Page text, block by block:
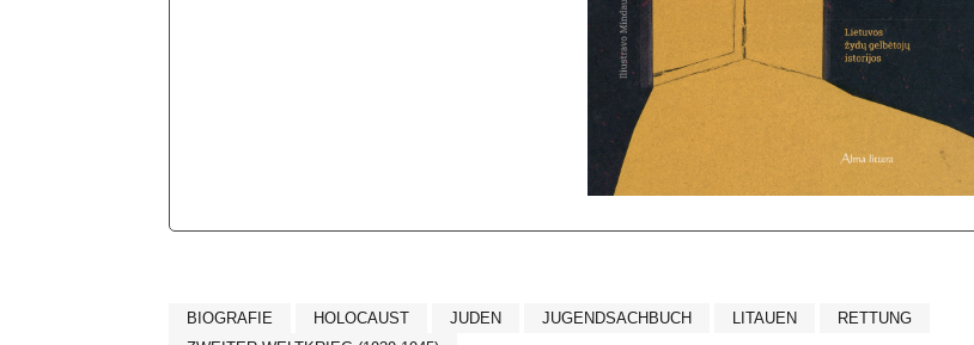
BIOGRAFIE HOLOCAUST JUDEN JUGENDSACHBUCH LITAUEN
RETTUNG